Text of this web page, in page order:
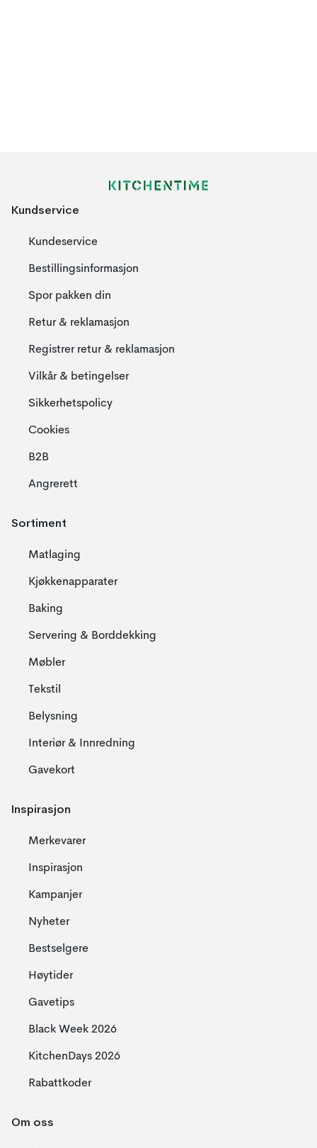
Kundservice
Kundeservice
Bestillingsinformasjon
Spor pakken din
Retur & reklamasjon
Registrer retur & reklamasjon
Vilkår & betingelser
Sikkerhetspolicy
Cookies
B2B
Angrerett
Sortiment
Matlaging
Kjøkkenapparater
Baking
Servering & Borddekking
Møbler
Tekstil
Belysning
Interiør & Innredning
Gavekort
Inspirasjon
Merkevarer
Inspirasjon
Kampanjer
Nyheter
Bestselgere
Høytider
Gavetips
Black Week 2026
KitchenDays 2026
Rabattkoder
Om oss